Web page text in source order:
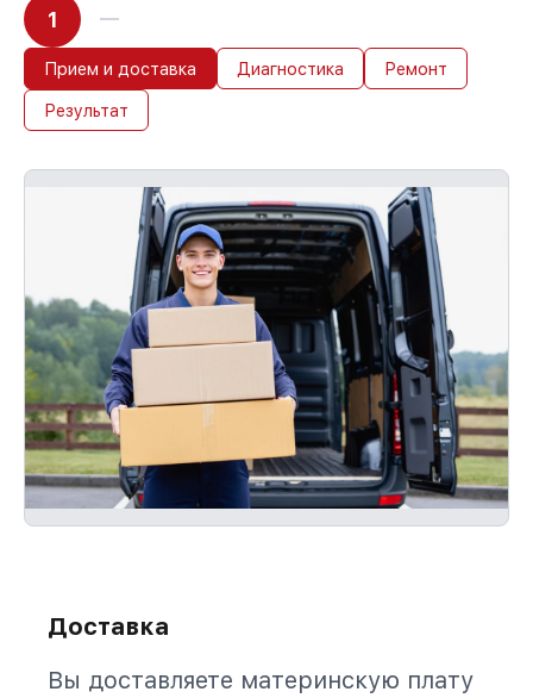
1
Прием и доставка Диагностика Ремонт
Результат
Доставка
Вы доставляете материнскую плату